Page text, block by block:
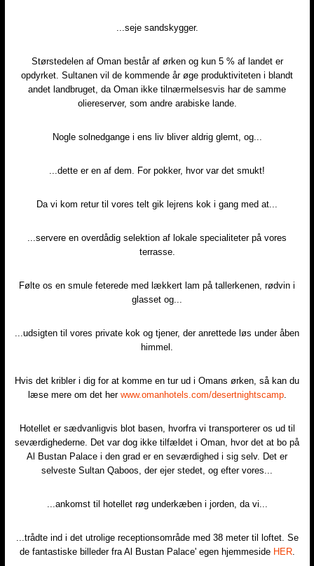
...seje sandskygger.​
Størstedelen af Oman består af ørken og kun 5 % af landet er
opdyrket. Sultanen vil de kommende år øge produktiviteten i blandt
andet landbruget, da Oman ikke tilnærmelsesvis har de samme
oliereserver, som andre arabiske lande.​
Nogle solnedgange i ens liv bliver aldrig glemt, og...​
...dette er en af dem. For pokker, hvor var det smukt!​
Da vi kom retur til vores telt gik lejrens kok i gang med at...​
...servere en overdådig selektion af lokale specialiteter på vores
terrasse.​
Følte os en smule feterede med lækkert lam på tallerkenen, rødvin i
glasset og...​
...udsigten til vores private kok og tjener, der anrettede løs under åben
himmel.​
Hvis det kribler i dig for at komme en tur ud i Omans ørken, så kan du
læse mere om det her www.omanhotels.com/desertnightscamp.​
Hotellet er sædvanligvis blot basen, hvorfra vi transporterer os ud til
seværdighederne. Det var dog ikke tilfældet i Oman, hvor det at bo på
Al Bustan Palace i den grad er en seværdighed i sig selv. Det er
selveste Sultan Qaboos, der ejer stedet, og efter vores...​
...ankomst til hotellet røg underkæben i jorden, da vi...​
...trådte ind i det utrolige receptionsområde med 38 meter til loftet. Se
de fantastiske billeder fra Al Bustan Palace' egen hjemmeside HER.​